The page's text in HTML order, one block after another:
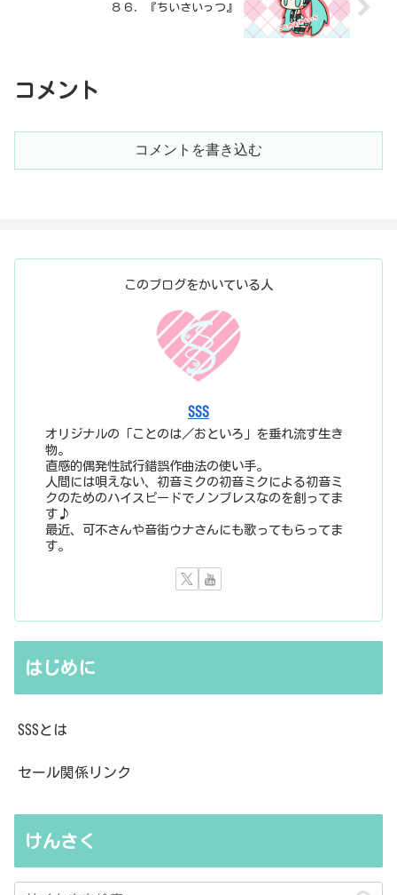
８６．『ちいさいっつ』
コメント
コメントを書き込む
このブログをかいている人
SSS
オリジナルの「ことのは／おといろ」を垂れ流す生き
物。
直感的偶発性試行錯誤作曲法の使い手。
人間には唄えない、初音ミクの初音ミクによる初音ミ
クのためのハイスピードでノンブレスなのを創ってま
す♪
最近、可不さんや音街ウナさんにも歌ってもらってま
す。
はじめに
SSSとは
セール関係リンク
けんさく